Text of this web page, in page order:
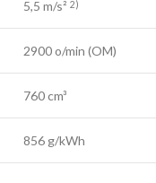
5,5 m/s² 2)
2900 o/min (OM)
760 cm³
856 g/kWh